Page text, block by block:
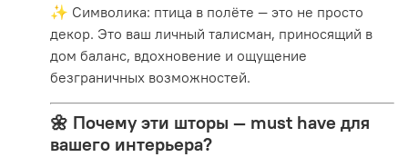
✨ Символика: птица в полёте — это не просто
декор. Это ваш личный талисман, приносящий в
дом баланс, вдохновение и ощущение
безграничных возможностей.
🌼 Почему эти шторы — must have для
вашего интерьера?